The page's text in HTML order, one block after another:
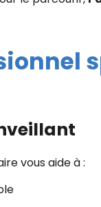
vous aide à :